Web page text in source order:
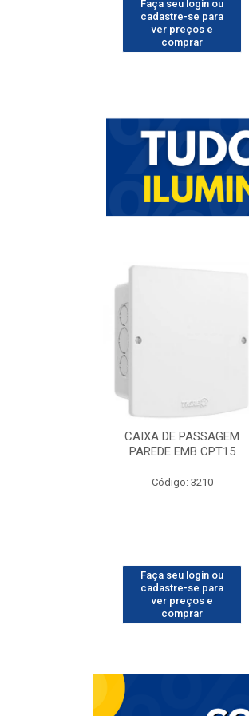
Faça seu login ou
cadastre-se para
ver preços e
comprar
CAIXA DE PASSAGEM
PAREDE EMB CPT15
Código: 3210
Faça seu login ou
cadastre-se para
ver preços e
comprar